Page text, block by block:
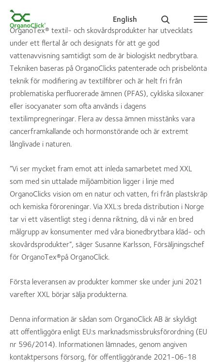
English
Search for:
OrganoTex® textil- och skovårdsprodukter har utvecklats
under ett flertal år och designats för att ge god
vattenavvisning samtidigt som de är biologiskt nedbrytbara.
Tekniken baseras på OrganoClicks patenterade och prisbelönta
teknik för modifiering av textilfibrer och är helt fri från
problematiska perfluorerade ämnen (PFAS), cykliska siloxaner
eller isocyanater som ofta används i dagens
textilimpregneringar. Flera av dessa ämnen misstänks vara
cancerframkallande och hormonstörande och är extremt
långlivade i naturen.
”Vi ser mycket fram emot att inleda samarbetet med XXL
som med sin uttalade miljöambition ligger i linje med
OrganoClicks vision om en natur och vatten, fri från plastskräp
och kemiska föroreningar. Via XXL:s breda distribution i Norge
tar vi ett väsentligt steg i denna riktning, då vi når en bred
målgrupp av konsumenter med våra bionedbrytbara kläd- och
skovårdsprodukter”, säger Susanne Karlsson, Försäljningschef
för OrganoTex®på OrganoClick.
Första leveransen av produkter kommer ske under juni 2021
varefter XXL börjar sälja produkterna.
Denna information är sådan som OrganoClick AB är skyldigt
att offentliggöra enligt EU:s marknadsmissbruksförordning (EU
nr 596/2014). Informationen lämnades, genom angiven
kontaktpersons försorg, för offentliggörande 2021-06-18